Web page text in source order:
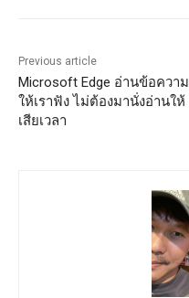
Previous article
Microsoft Edge อ่านข้อความ
ให้เราฟัง ไม่ต้องมานั่งอ่านให้
เสียเวลา